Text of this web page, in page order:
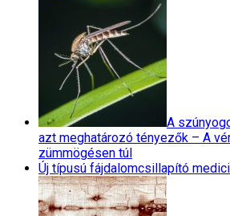
A
azt meghatározó tényezők – A
zümmögésen túl
Új típusú fájdalomcsillapító